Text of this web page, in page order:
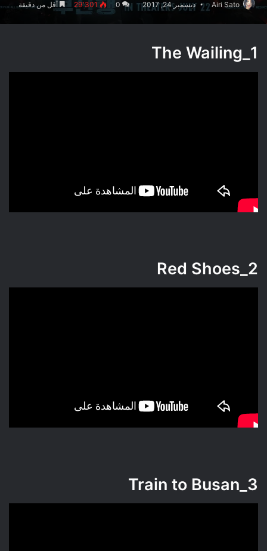
Airi Sato ديسمبر 24, 2017 0 29٬301 أقل من دقيقة
1_
The Wailing
2_
Red Shoes
3_
Train to Busan